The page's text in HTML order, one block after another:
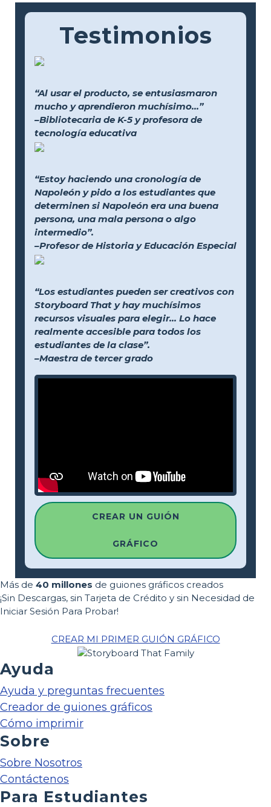
Testimonios
“Al usar el producto, se entusiasmaron
mucho y aprendieron muchísimo...”
–Bibliotecaria de K-5 y profesora de
tecnología educativa
“Estoy haciendo una cronología de
Napoleón y pido a los estudiantes que
determinen si Napoleón era una buena
persona, una mala persona o algo
intermedio”.
–Profesor de Historia y Educación Especial
“Los estudiantes pueden ser creativos con
Storyboard That y hay muchísimos
recursos visuales para elegir... Lo hace
realmente accesible para todos los
estudiantes de la clase”.
–Maestra de tercer grado
CREAR UN GUIÓN
GRÁFICO
Más de 40 millones de guiones gráficos creados
¡Sin Descargas, sin Tarjeta de Crédito y sin Necesidad de
Iniciar Sesión Para Probar!
CREAR MI PRIMER GUIÓN GRÁFICO
Ayuda
Ayuda y preguntas frecuentes
Creador de guiones gráficos
Cómo imprimir
Sobre
Sobre Nosotros
Contáctenos
Para Estudiantes